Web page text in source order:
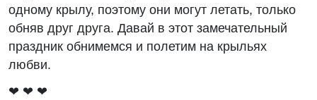
одному крылу, поэтому они могут летать, только
обняв друг друга. Давай в этот замечательный
праздник обнимемся и полетим на крыльях
любви.
❤ ❤ ❤